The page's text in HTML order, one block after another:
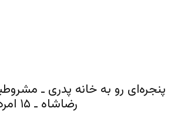
پنجره‌ای رو به خانه پدری ـ
رضاشاه ـ ۱۵ امرداد / ۶ آگوست